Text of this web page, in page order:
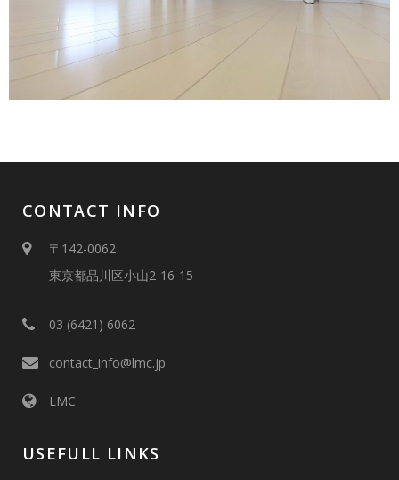
CONTACT INFO
〒142-0062
東京都品川区小山2-16-15
03 (6421) 6062
contact_info@lmc.jp
LMC
USEFULL LINKS